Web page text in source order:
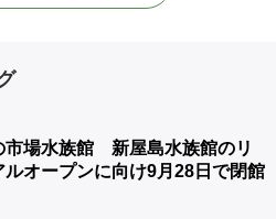
市場水族館 新屋島水族館のリ
ルオープンに向け9月28日で閉館